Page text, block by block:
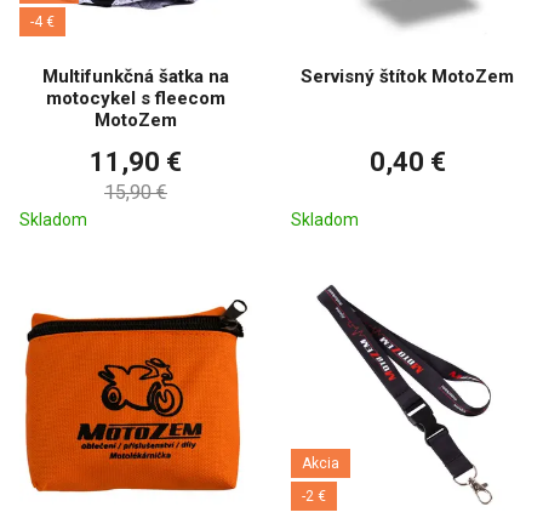
-4 €
Multifunkčná šatka na
motocykel s fleecom
MotoZem
11,90 €
15,90 €
Skladom
Servisný štítok MotoZem
0,40 €
Skladom
Akcia
-2 €